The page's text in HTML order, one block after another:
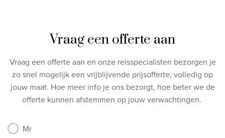
Vraag een offerte aan
Vraag een offerte aan en onze reisspecialisten bezorgen je
zo snel mogelijk een vrijblijvende prijsofferte, volledig op
jouw maat. Hoe meer info je ons bezorgt, hoe beter we de
offerte kunnen afstemmen op jouw verwachtingen.
Mr